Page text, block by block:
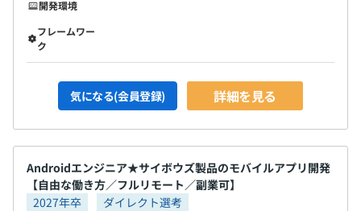
開発環境
フレームワー
ク
気になる(会員登録) 詳細を見る
Androidエンジニア★サイボウズ製品のモバイルアプリ開発
【自由な働き方／フルリモート／副業可】
2027年卒
ダイレクト選考